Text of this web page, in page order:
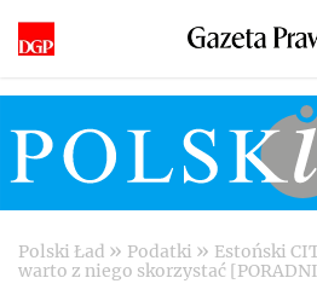
Polski Ład » Podatki » Estoński
warto z niego skorzystać